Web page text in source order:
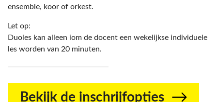
ensemble, koor of orkest.
Let op:
Duoles kan alleen iom de docent een wekelijkse individuele
les worden van 20 minuten.
Bekijk de inschrijfopties